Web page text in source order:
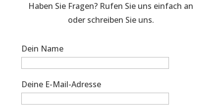
Haben Sie Fragen? Rufen Sie uns einfach an
oder schreiben Sie uns.
Dein Name
Deine E-Mail-Adresse